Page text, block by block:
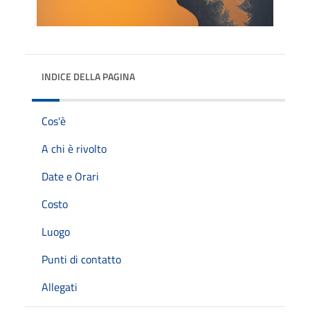
INDICE DELLA PAGINA
Cos'è
A chi è rivolto
Date e Orari
Costo
Luogo
Punti di contatto
Allegati